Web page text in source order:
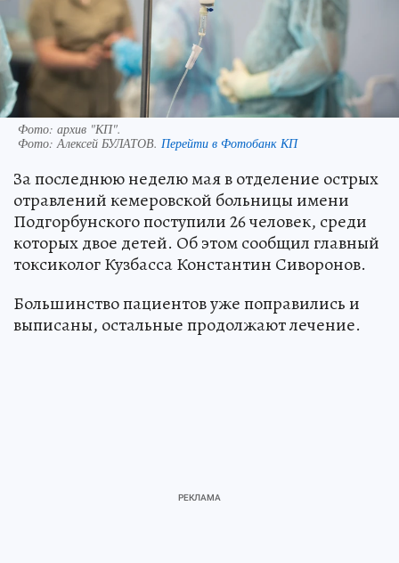
Фото: архив "КП".
Фото:Алексей БУЛАТОВ. Перейти в Фотобанк КП
За последнюю неделю мая в отделение острых
отравлений кемеровской больницы имени
Подгорбунского поступили 26 человек, среди
которых двое детей. Об этом сообщил главный
токсиколог Кузбасса Константин Сиворонов.
Большинство пациентов уже поправились и
выписаны, остальные продолжают лечение.